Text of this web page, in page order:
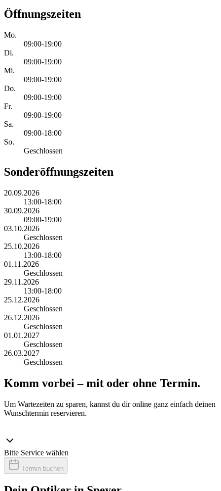
Öffnungszeiten
Mo.
09:00-19:00
Di.
09:00-19:00
Mi.
09:00-19:00
Do.
09:00-19:00
Fr.
09:00-19:00
Sa.
09:00-18:00
So.
Geschlossen
Sonderöffnungszeiten
20.09.2026
13:00-18:00
30.09.2026
09:00-19:00
03.10.2026
Geschlossen
25.10.2026
13:00-18:00
01.11.2026
Geschlossen
29.11.2026
13:00-18:00
25.12.2026
Geschlossen
26.12.2026
Geschlossen
01.01.2027
Geschlossen
26.03.2027
Geschlossen
Komm vorbei – mit oder ohne Termin.
Um Wartezeiten zu sparen, kannst du dir online ganz einfach deinen
Wunschtermin reservieren.
Bitte Service wählen
Termin buchen